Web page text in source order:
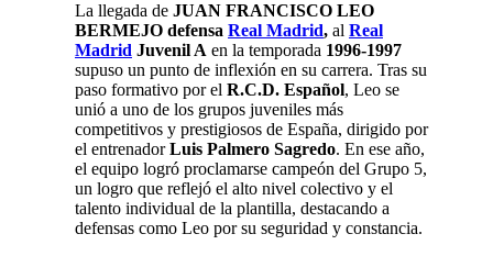
La llegada de JUAN FRANCISCO LEO
BERMEJO defensa Real Madrid, al Real
Madrid Juvenil A en la temporada 1996-1997
supuso un punto de inflexión en su carrera. Tras su
paso formativo por el R.C.D. Español, Leo se
unió a uno de los grupos juveniles más
competitivos y prestigiosos de España, dirigido por
el entrenadorLuis Palmero Sagredo. En ese año,
el equipo logró proclamarse campeón del Grupo 5,
un logro que reflejó el alto nivel colectivo y el
talento individual de la plantilla, destacando a
defensas como Leo por su seguridad y constancia.